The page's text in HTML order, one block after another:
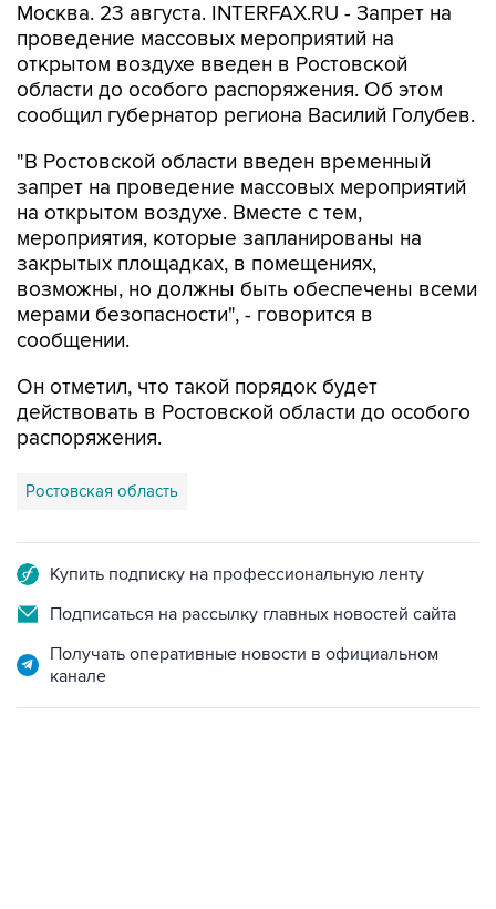
Москва. 23 августа. INTERFAX.RU - Запрет на
проведение массовых мероприятий на
открытом воздухе введен в Ростовской
области до особого распоряжения. Об этом
сообщил губернатор региона Василий Голубев.
"В Ростовской области введен временный
запрет на проведение массовых мероприятий
на открытом воздухе. Вместе с тем,
мероприятия, которые запланированы на
закрытых площадках, в помещениях,
возможны, но должны быть обеспечены всеми
мерами безопасности", - говорится в
сообщении.
Он отметил, что такой порядок будет
действовать в Ростовской области до особого
распоряжения.
Ростовская область
Купить подписку на профессиональную ленту
Подписаться на рассылку главных новостей сайта
Получать оперативные новости в официальном
канале